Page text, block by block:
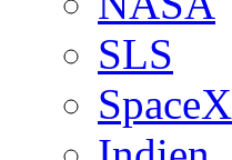
SLS
SpaceX